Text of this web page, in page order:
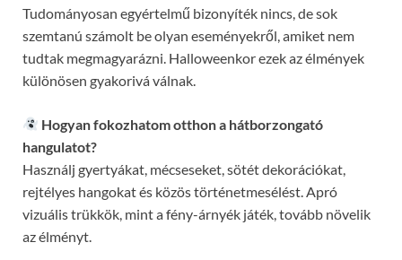
Tudományosan egyértelmű bizonyíték nincs, de sok
szemtanú számolt be olyan eseményekről, amiket nem
tudtak megmagyarázni. Halloweenkor ezek az élmények
különösen gyakorivá válnak.
Hogyan fokozhatom otthon a hátborzongató
hangulatot?
Használj gyertyákat, mécseseket, sötét dekorációkat,
rejtélyes hangokat és közös történetmesélést. Apró
vizuális trükkök, mint a fény-árnyék játék, tovább növelik
az élményt.